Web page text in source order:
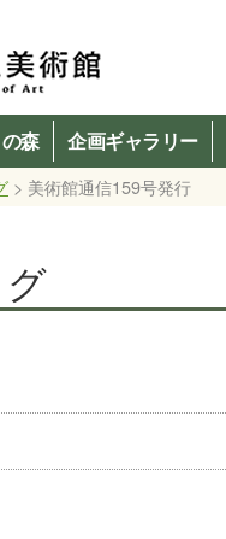
森 企画ギャラリー
> 美術館通信159号発行